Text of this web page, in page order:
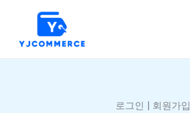
로
로그인 | 회원가입